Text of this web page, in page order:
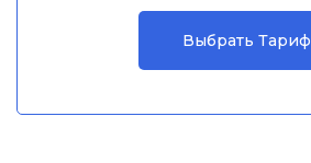
Выбрать Тариф